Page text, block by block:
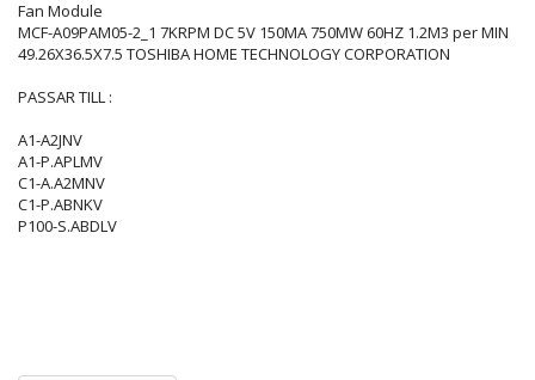
Fan Module
MCF-A09PAM05-2_1 7KRPM DC 5V 150MA 750MW 60HZ 1.2M3 per MIN
49.26X36.5X7.5 TOSHIBA HOME TECHNOLOGY CORPORATION
PASSAR TILL :
A1-A2JNV
A1-P.APLMV
C1-A.A2MNV
C1-P.ABNKV
P100-S.ABDLV